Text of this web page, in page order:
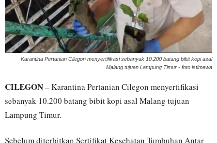
Karantina Pertanian Cilegon menyertifikasi sebanyak 10.200 batang bibit kopi asal
Malang tujuan Lampung Timur - foto istimewa
CILEGON– Karantina Pertanian Cilegon menyertifikasi
sebanyak 10.200 batang bibit kopi asal Malang tujuan
Lampung Timur.
Sebelum diterbitkan Sertifikat Kesehatan Tumbuhan Antar